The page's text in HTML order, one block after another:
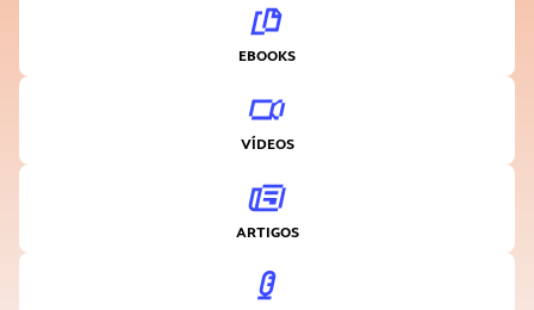
EBOOKS
VÍDEOS
ARTIGOS